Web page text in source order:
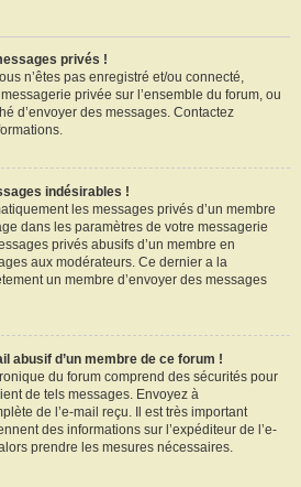
privés !
n’êtes pas enregistré et/ou connecté,
privée sur l’ensemble du forum, ou
d’envoyer des messages. Contactez
indésirables !
les messages privés d’un membre
dans les paramètres de votre messagerie
privés abusifs d’un membre en
aux modérateurs. Ce dernier a la
un membre d’envoyer des messages
abusif d’un membre de ce forum !
du forum comprend des sécurités pour
de tels messages. Envoyez à
de l’e-mail reçu. Il est très important
des informations sur l’expéditeur de l’e-
prendre les mesures nécessaires.